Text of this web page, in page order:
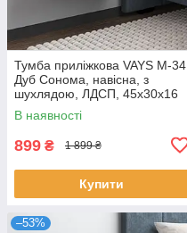
Тумба приліжкова VAYS M-34
Дуб Сонома, навісна, з
шухлядою, ЛДСП, 45х30х16
см – для спальні
В наявності
899 ₴ 1 899 ₴
Купити
–53%